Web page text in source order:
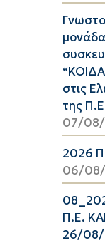
στις
της
07/
2026
06/
Π.Ε.
26/